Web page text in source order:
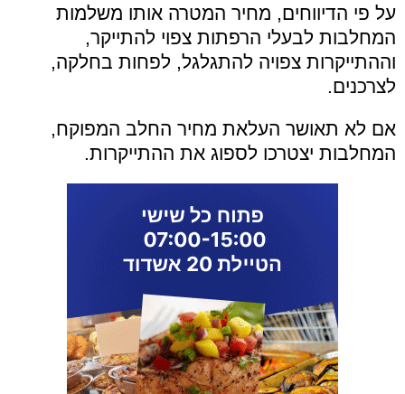
על פי הדיווחים, מחיר המטרה אותו משלמות
המחלבות לבעלי הרפתות צפוי להתייקר,
וההתייקרות צפויה להתגלגל, לפחות בחלקה,
לצרכנים.
אם לא תאושר העלאת מחיר החלב המפוקח,
המחלבות יצטרכו לספוג את ההתייקרות.